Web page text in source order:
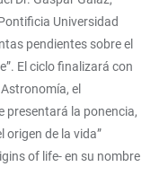
Universidad
pendientes sobre el
El ciclo finalizará con
el
presentará la ponencia,
origen de la vida”
of life- en su nombre